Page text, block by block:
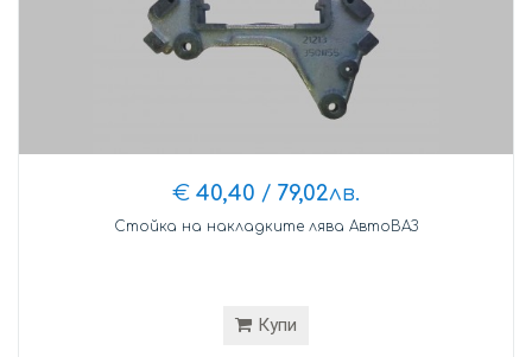
€ 40,40 / 79,02лв.
Стойка на накладките лява АвтоВАЗ
Купи